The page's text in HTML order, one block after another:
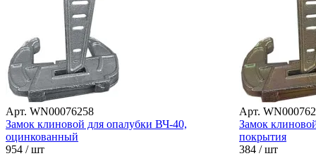
Арт. WN00076258
Замок клиновой для опалубки ВЧ-40,
оцинкованный
954 / шт
Арт.
Замок
покрытия
384 / шт